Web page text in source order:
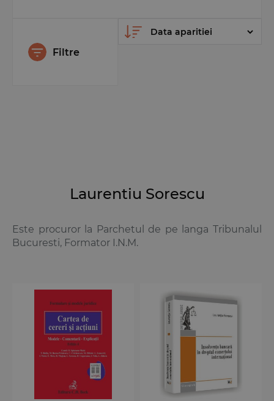
Filtre
Laurentiu Sorescu
Este procuror la Parchetul de pe langa Tribunalul
Bucuresti, Formator I.N.M.